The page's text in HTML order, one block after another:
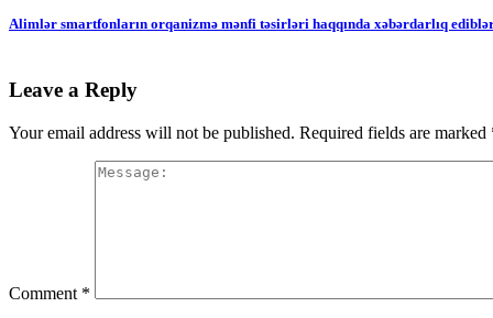
Alimlər smartfonların orqanizmə mənfi təsirləri haqqında xəbərdarlıq
Leave a Reply
Your email address will not be published. Required fields are marked
Comment *